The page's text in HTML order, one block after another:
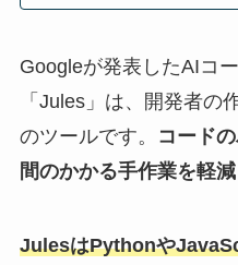
Googleが発表したAIコ
「Jules」は、開発者の
のツールです。
コード
間のかかる手作業を軽
JulesはPythonや